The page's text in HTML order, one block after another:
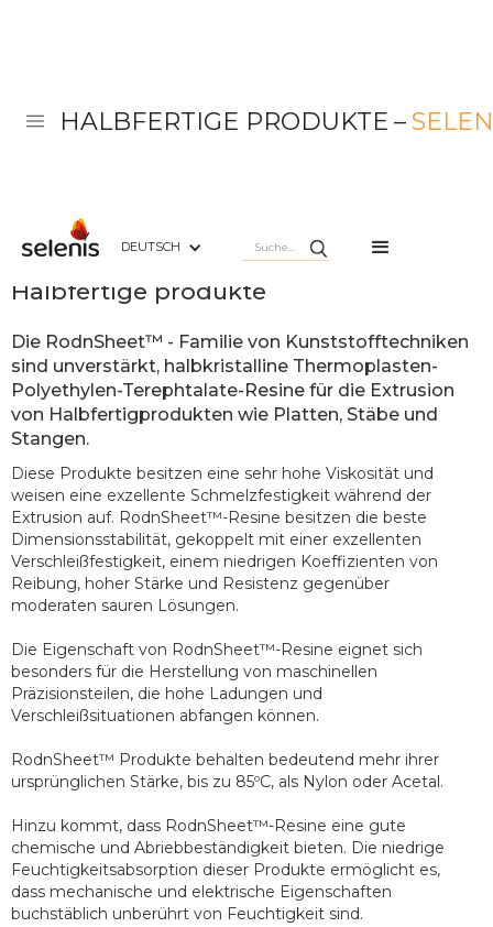
DEUTSCH
HALBFERTIGE PRODUKTE –
Selenis RodnSheet™
Halbfertige produkte
Die RodnSheet™ - Familie von Kunststofftechniken
sind unverstärkt, halbkristalline Thermoplasten-
Polyethylen-Terephtalate-Resine für die Extrusion
von Halbfertigprodukten wie Platten, Stäbe und
Stangen.
Diese Produkte besitzen eine sehr hohe Viskosität und
weisen eine exzellente Schmelzfestigkeit während der
Extrusion auf. RodnSheet™-Resine besitzen die beste
Dimensionsstabilität, gekoppelt mit einer exzellenten
Verschleißfestigkeit, einem niedrigen Koeffizienten von
Reibung, hoher Stärke und Resistenz gegenüber
moderaten sauren Lösungen.
Die Eigenschaft von RodnSheet™-Resine eignet sich
besonders für die Herstellung von maschinellen
Präzisionsteilen, die hohe Ladungen und
Verschleißsituationen abfangen können.
RodnSheet™ Produkte behalten bedeutend mehr ihrer
ursprünglichen Stärke, bis zu 85ºC, als Nylon oder Acetal.
Hinzu kommt, dass RodnSheet™-Resine eine gute
chemische und Abriebbeständigkeit bieten. Die niedrige
Feuchtigkeitsabsorption dieser Produkte ermöglicht es,
dass mechanische und elektrische Eigenschaften
buchstäblich unberührt von Feuchtigkeit sind.